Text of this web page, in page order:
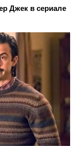
Джек в сериале